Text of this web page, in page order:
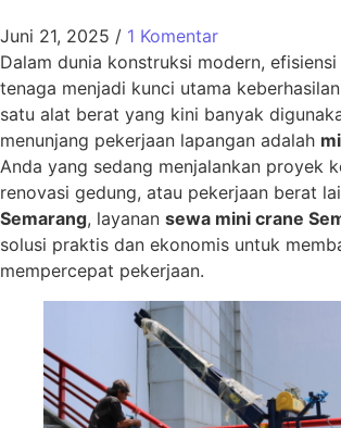
Juni 21, 2025 / 1 Komentar
Dalam dunia konstruksi modern,
tenaga menjadi kunci utama
satu alat berat yang kini banyak
menunjang pekerjaan lapangan adalah
Anda yang sedang menjalankan proyek
renovasi gedung, atau pekerjaan berat
Semarang, layanan sewa mini crane
solusi praktis dan ekonomis untuk
mempercepat pekerjaan.